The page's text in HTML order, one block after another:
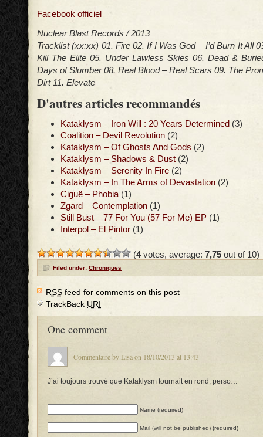
Facebook officiel
Nuclear Blast Records / 2013
Tracklist (xx:xx) 01. Fire 02. If I Was God – I’d Burn It All
Kill The Elite 05. Under Lawless Skies 06. Dead &
Days of Slumber 08. Real Blood – Real Scars 09. The
Dirt 11. Elevate
D'autres articles recommandés
Kataklysm – Iron Will : 20 Years Determined (3)
Coalition – Devil Revolution (2)
Kataklysm – Of Ghosts And Gods (2)
Kataklysm – Shadows & Dust (2)
Kataklysm – Serenity In Fire (2)
Kataklysm – In The Arms of Devastation (2)
Ciguë – Phobia (1)
Zgard – Contemplation (1)
Still Bust – 77 For You (57 For Me) EP (1)
Interpol – El Pintor (1)
(4votes, average: 7,75 out of 10)
Filed under: Chroniques
RSS feed for comments on this post
TrackBack URI
One comment
Commentaire by Lisa on 18/10/2013 at 13:43
J’ai toujours trouvé que Kataklysm tournait en rond, perso…
Name (required)
Mail (will not be published) (required)